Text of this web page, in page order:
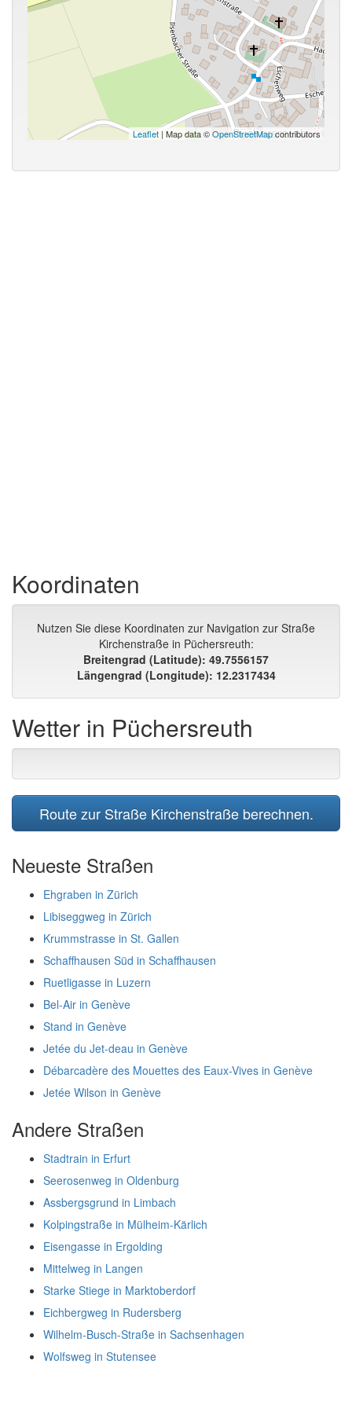
Leaflet | Map data ©OpenStreetMapcontributors
Koordinaten
Nutzen Sie diese Koordinaten zur Navigation zur Straße
Kirchenstraße in Püchersreuth:
Breitengrad (Latitude): 49.7556157
Längengrad (Longitude): 12.2317434
Wetter in Püchersreuth
Route zur Straße Kirchenstraße berechnen.
Neueste Straßen
Ehgraben in Zürich
Libiseggweg in Zürich
Krummstrasse in St. Gallen
Schaffhausen Süd in Schaffhausen
Ruetligasse in Luzern
Bel-Air in Genève
Stand in Genève
Jetée du Jet-deau in Genève
Débarcadère des Mouettes des Eaux-Vives in Genève
Jetée Wilson in Genève
Andere Straßen
Stadtrain in Erfurt
Seerosenweg in Oldenburg
Assbergsgrund in Limbach
Kolpingstraße in Mülheim-Kärlich
Eisengasse in Ergolding
Mittelweg in Langen
Starke Stiege in Marktoberdorf
Eichbergweg in Rudersberg
Wilhelm-Busch-Straße in Sachsenhagen
Wolfsweg in Stutensee